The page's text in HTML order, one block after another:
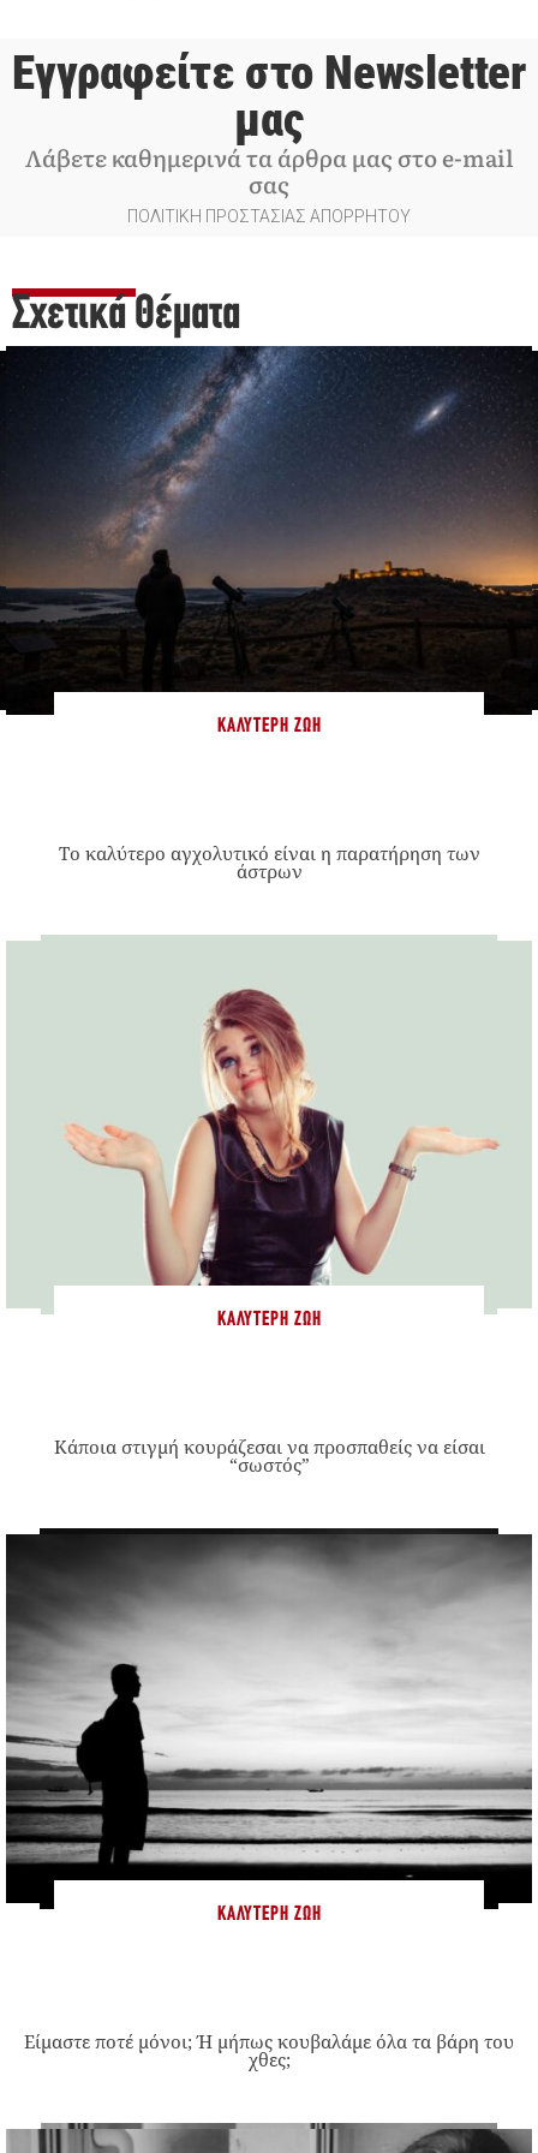
Εγγραφείτε στο Newsletter
μας
Λάβετε καθημερινά τα άρθρα μας στο e-mail
σας
ΠΟΛΙΤΙΚΗ ΠΡΟΣΤΑΣΙΑΣ ΑΠΟΡΡΗΤΟΥ
Σχετικά Θέματα
ΚΑΛΎΤΕΡΗ ΖΩΉ
Το καλύτερο αγχολυτικό είναι η παρατήρηση των
άστρων
ΚΑΛΎΤΕΡΗ ΖΩΉ
Κάποια στιγμή κουράζεσαι να προσπαθείς να είσαι
“σωστός”
ΚΑΛΎΤΕΡΗ ΖΩΉ
Είμαστε ποτέ μόνοι; Ή μήπως κουβαλάμε όλα τα βάρη του
χθες;